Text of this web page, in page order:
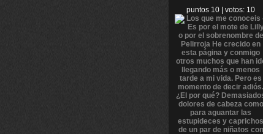
puntos 10 | votos: 10